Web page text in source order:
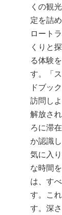
くの観
定を詰
ロート
くりと
る体験
す。「
ドブッ
訪問し
解放さ
ろに滞
か認識
気に入
な時間
は、す
す。こ
す。深